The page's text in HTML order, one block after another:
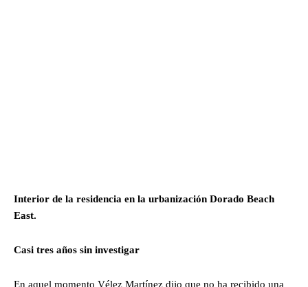
Interior de la residencia en la urbanización Dorado Beach
East.
Casi tres años sin investigar
En aquel momento Vélez Martínez dijo que no ha recibido una